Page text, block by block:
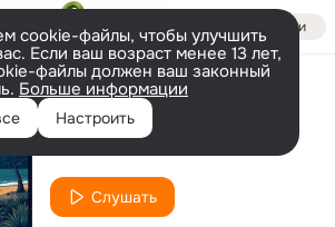
Войти
cookie-файлы, чтобы улучшить
Если ваш возраст менее 13 лет,
файлы должен ваш законный
Больше информации
Настроить
Come to My Island
Слушать